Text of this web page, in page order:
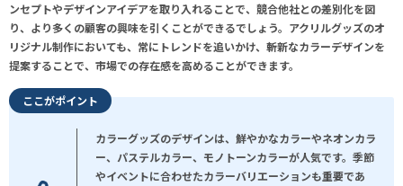
ンセプトやデザインアイデアを取り入れることで、競合他社との差別化を図
り、より多くの顧客の興味を引くことができるでしょう。アクリルグッズのオ
リジナル制作においても、常にトレンドを追いかけ、斬新なカラーデザインを
提案することで、市場での存在感を高めることができます。
ここがポイント
カラーグッズのデザインは、鮮やかなカラーやネオンカラ
ー、パステルカラー、モノトーンカラーが人気です。季節
やイベントに合わせたカラーバリエーションも重要であ